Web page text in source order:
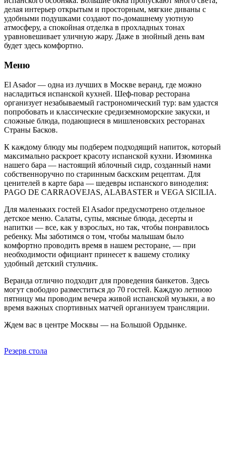
делая интерьер открытым и просторным, мягкие диваны с
удобными подушками создают по-домашнему уютную
атмосферу, а спокойная отделка в прохладных тонах
уравновешивает уличную жару. Даже в знойный день вам
будет здесь комфортно.
Меню
El Asador — одна из лучших в Москве веранд, где можно
насладиться испанской кухней. Шеф-повар ресторана
организует незабываемый гастрономический тур: вам удастся
попробовать и классические средиземноморские закуски, и
сложные блюда, подающиеся в мишленовских ресторанах
Страны Басков.
К каждому блюду мы подберем подходящий напиток, который
максимально раскроет красоту испанской кухни. Изюминка
нашего бара — настоящий яблочный сидр, созданный нами
собственноручно по старинным баскским рецептам. Для
ценителей в карте бара — шедевры испанского виноделия:
PAGO DE CARRAOVEJAS, ALABASTER и VEGA SICILIA.
Для маленьких гостей El Asador предусмотрено отдельное
детское меню. Салаты, супы, мясные блюда, десерты и
напитки — все, как у взрослых, но так, чтобы понравилось
ребенку. Мы заботимся о том, чтобы малышам было
комфортно проводить время в нашем ресторане, — при
необходимости официант принесет к вашему столику
удобный детский стульчик.
Веранда отлично подходит для проведения банкетов. Здесь
могут свободно разместиться до 70 гостей. Каждую летнюю
пятницу мы проводим вечера живой испанской музыки, а во
время важных спортивных матчей организуем трансляции.
Ждем вас в центре Москвы — на Большой Ордынке.
Резерв стола